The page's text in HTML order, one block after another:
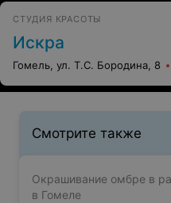
СТУДИЯ КРАСОТЫ
Искра
Гомель, ул. Т.С. Бородина, 8
Смотрите также
Окрашивание омбре в
в Гомеле